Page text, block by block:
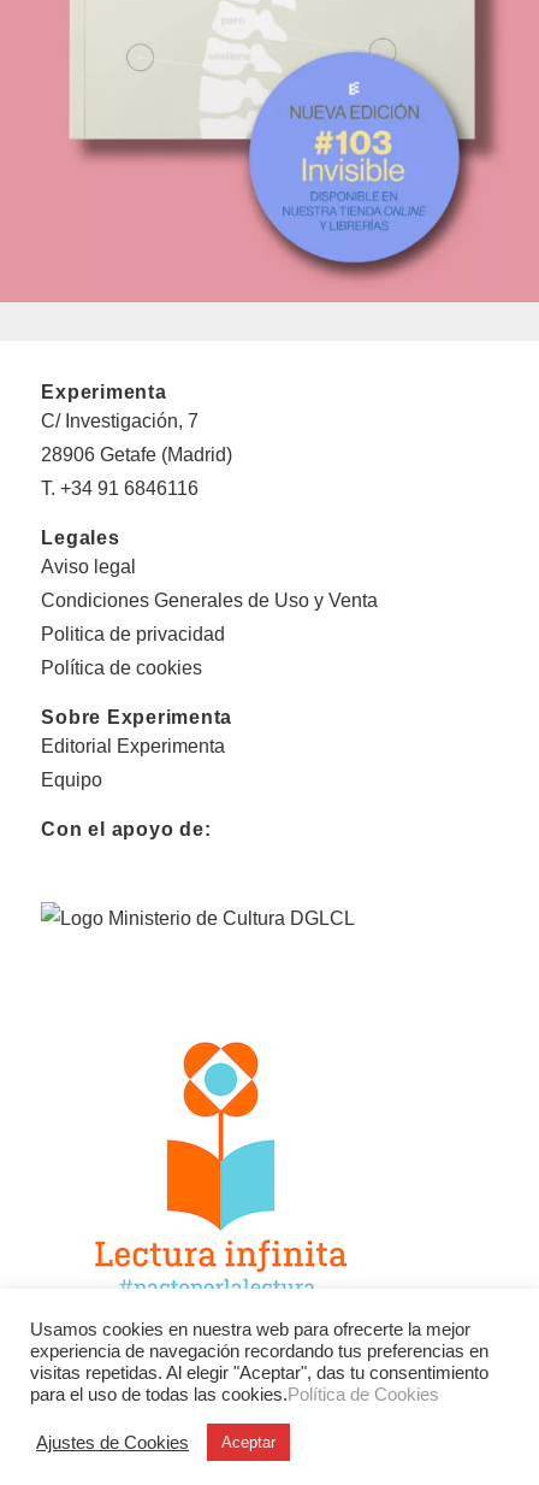
Experimenta
C/ Investigación, 7
28906 Getafe (Madrid)
T. +34 91 6846116
Legales
Aviso legal
Condiciones Generales de Uso y Venta
Politica de privacidad
Política de cookies
Sobre Experimenta
Editorial Experimenta
Equipo
Con el apoyo de:
Facebook Twitter
Instagram
YouTube
LinkedIn Contacto
Usamos cookies en nuestra web para ofrecerte la mejor
experiencia de navegación recordando tus preferencias en
visitas repetidas. Al elegir "Aceptar", das tu consentimiento
para el uso de todas las cookies.Política de Cookies
Ajustes de Cookies Aceptar